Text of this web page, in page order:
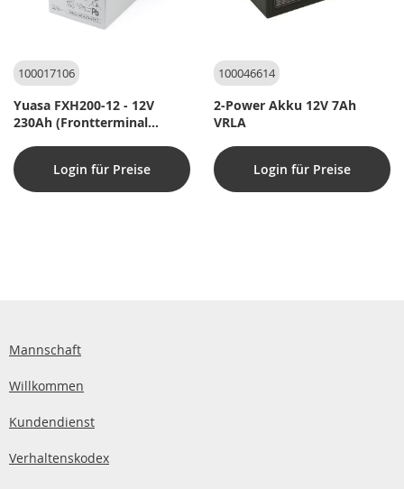
100017106
Yuasa FXH200-12 - 12V
230Ah (Frontterminal
Cyklisk drift med over 800
opladninger!Login für Preise
100046614
2-Power Akku 12V 7Ah
VRLA
Login für Preise
Mannschaft
Willkommen
Kundendienst
Verhaltenskodex